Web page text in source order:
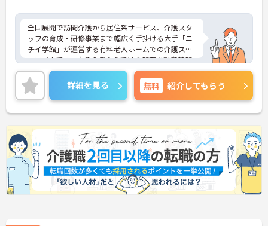
全国展開で訪問介護から居住系サービス、介護スタ
ッフの育成・研修事業まで幅広く手掛ける大手「ニ
チイ学館」が運営する有料老人ホームでの介護スタ
ッフ求人です。大手企業ならではの盤石な経営基盤
と充実したコンプライアンス体制があり、未経験や
ブランクのある方でも基礎からしっかり学べる研修
制度やOJTが整っているため、20代や30代の方が着
実にキャリアアップを目指せる環境が大きな魅力で
す。資格手当や勤続年数に応じた手当、10歳から18
歳のお子様を対象とした子ども手当など、ライフス
テージの変化に合わせて収入面を支える福利厚生が
網羅されている点も強みです。20代の若手から60代
のシニア世代まで幅広い年代が活躍しており、成長
意欲の高い方から、安定した環境で長く働き続けた
い40代・50代の方まで、誰もが安心して自分らしく
活躍できるおすすめの求人です。
詳細を見る 無料 紹介してもらう